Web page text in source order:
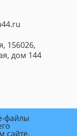
156026,
дом 144
файлы
сайте.